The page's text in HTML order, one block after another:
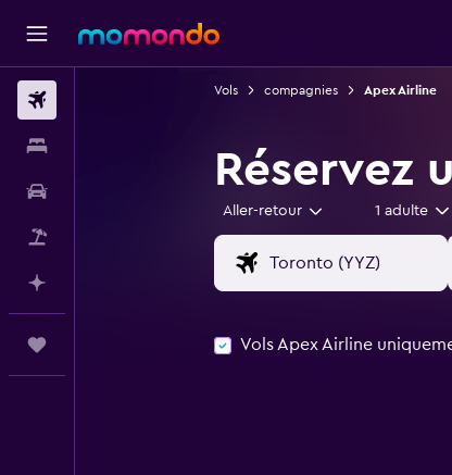
Vols compagnies Apex Airline
Réservez
Aller-retour 1 adulte
Vols Apex Airline